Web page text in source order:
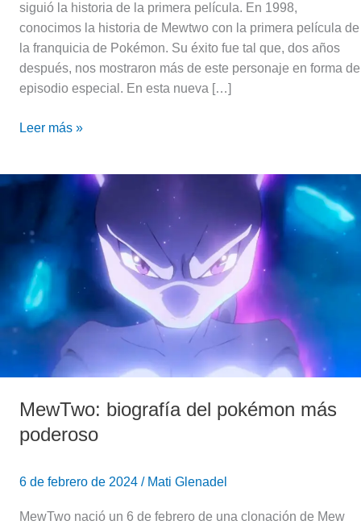
siguió la historia de la primera película. En 1998,
conocimos la historia de Mewtwo con la primera película de
la franquicia de Pokémon. Su éxito fue tal que, dos años
después, nos mostraron más de este personaje en forma de
episodio especial. En esta nueva […]
Leer más »
MewTwo: biografía del pokémon más
poderoso
6 de febrero de 2024 / Mati Glenadel
MewTwo nació un 6 de febrero de una clonación de Mew
MewTwo:
pokémon
más
poderoso